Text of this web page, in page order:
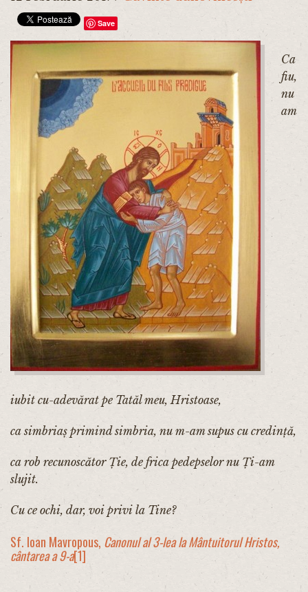
Save
Ca
fiu,
nu
am
iubit cu-adevărat pe Tatăl meu, Hristoase,
ca simbriaș primind simbria, nu m-am supus cu credință,
ca rob recunoscător Ție, de frica pedepselor nu Ți-am
slujit.
Cu ce ochi, dar, voi privi la Tine?
Sf. Ioan Mavropous, Canonul al 3-lea la Mântuitorul Hristos,
cântarea a 9-a[1]